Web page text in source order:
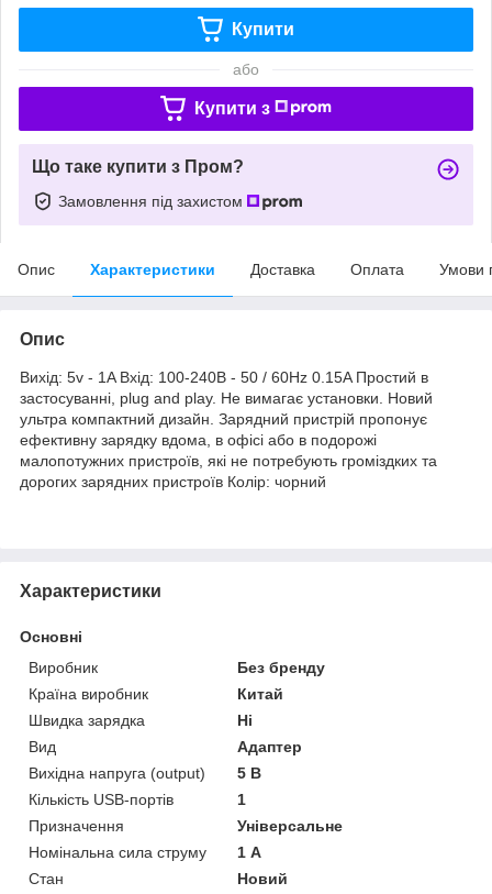
Купити
або
Купити з
Що таке купити з Пром?
Замовлення під захистом
Опис Характеристики Доставка Оплата Умови
Опис
Вихід: 5v - 1A Вхід: 100-240В - 50 / 60Hz 0.15A Простий в
застосуванні, plug and play. Не вимагає установки. Новий
ультра компактний дизайн. Зарядний пристрій пропонує
ефективну зарядку вдома, в офісі або в подорожі
малопотужних пристроїв, які не потребують громіздких та
дорогих зарядних пристроїв Колір: чорний
Характеристики
Основні
Виробник
Без бренду
Країна виробник
Китай
Швидка зарядка
Ні
Вид
Адаптер
Вихідна напруга (output)
5 В
Кількість USB-портів
1
Призначення
Універсальне
Номінальна сила струму
1 А
Стан
Новий